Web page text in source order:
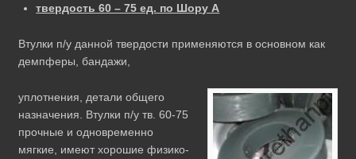
твердость 60 – 75 ед. по Шору А
Втулки п/у данной твердости применяются в основном как
демпферы, бандажи,
уплотнения, детали общего
назначения. Втулки п/у тв. 60-75
прочные и одновременно
мягкие, имеют хорошие физико-